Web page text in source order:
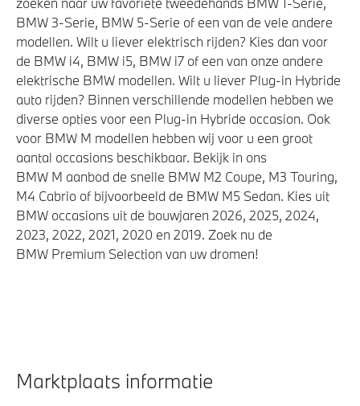
Automatische 8-traps Steptronic sporttransmissie
M Adaptief onderstel
Laadkabel (Mode 3, 22kW)
Anti blokkeer systeem
Flexible Fast Charger 2.0 (Mode 2)
Adapter E+F (CEE 7/7) 10A
Variable Sport Steering
Veiligheid
Akoestische waarschuwing voor voetgangers
BMW 3-Serie, BMW 5-Serie of een van de vele andere
modellen. Wilt u liever elektrisch rijden? Kies dan voor
de BMW i4, BMW i5, BMW i7 of een van onze andere
elektrische BMW modellen. Wilt u liever Plug-in Hybride
auto rijden? Binnen verschillende modellen hebben we
diverse opties voor een Plug-in Hybride occasion. Ook
voor BMW M modellen hebben wij voor u een groot
aantal occasions beschikbaar. Bekijk in ons
BMW M aanbod de snelle BMW M2 Coupe, M3 Touring,
M4 Cabrio of bijvoorbeeld de BMW M5 Sedan. Kies uit
BMW occasions uit de bouwjaren 2026, 2025, 2024,
2023, 2022, 2021, 2020 en 2019. Zoek nu de
BMW Premium Selection van uw dromen!
Marktplaats informatie